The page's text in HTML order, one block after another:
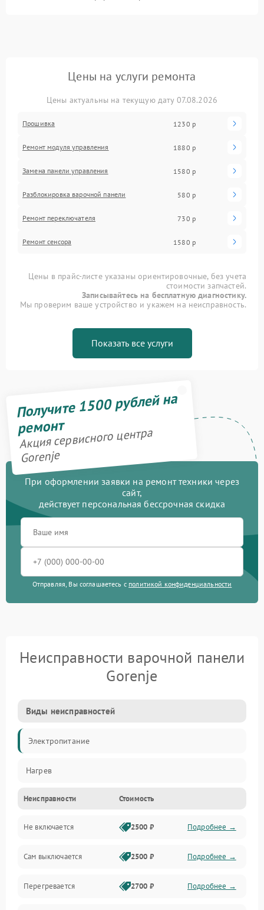
Цены на услуги ремонта
Цены актуальны на текущую дату 07.08.2026
Прошивка 1230 р
Ремонт модуля управления 1880 р
Замена панели управления 1580 р
Разблокировка варочной панели 580 р
Ремонт переключателя 730 р
Ремонт сенсора 1580 р
Цены в прайс-листе указаны ориентировочные, без учета
стоимости запчастей.
Записывайтесь на бесплатную диагностику.
Мы проверим ваше устройство и укажем на неисправность.
Показать все услуги
Получите 1500 рублей на
ремонт
Акция сервисного центра
Gorenje
При оформлении заявки на ремонт техники через
сайт,
действует персональная бессрочная скидка
Отправляя, Вы соглашаетесь с политикой конфиденциальности
Неисправности варочной панели
Gorenje
Виды неисправностей
Электропитание
Нагрев
Неисправности Стоимость
Не включается 2500 ₽ Подробнее →
Сам выключается 2500 ₽ Подробнее →
Перегревается 2700 ₽ Подробнее →